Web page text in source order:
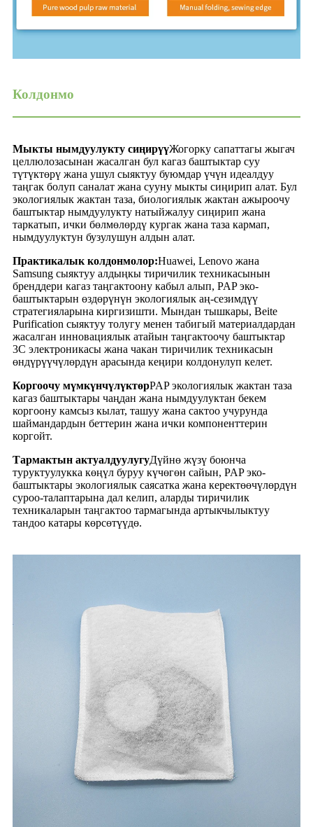
Колдонмо
Мыкты нымдуулукту сиңирүүЖогорку сапаттагы жыгач
целлюлозасынан жасалган бул кагаз баштыктар суу
түтүктөрү жана ушул сыяктуу буюмдар үчүн идеалдуу
таңгак болуп саналат жана сууну мыкты сиңирип алат. Бул
экологиялык жактан таза, биологиялык жактан ажыроочу
баштыктар нымдуулукту натыйжалуу сиңирип жана
таркатып, ички бөлмөлөрдү кургак жана таза кармап,
нымдуулуктун бузулушун алдын алат.
Практикалык колдонмолор:Huawei, Lenovo жана
Samsung сыяктуу алдыңкы тиричилик техникасынын
бренддери кагаз таңгактоону кабыл алып, PAP эко-
баштыктарын өздөрүнүн экологиялык аң-сезимдүү
стратегияларына киргизишти. Мындан тышкары, Beite
Purification сыяктуу толугу менен табигый материалдардан
жасалган инновациялык атайын таңгактоочу баштыктар
3C электроникасы жана чакан тиричилик техникасын
өндүрүүчүлөрдүн арасында кеңири колдонулуп келет.
Коргоочу мүмкүнчүлүктөрPAP экологиялык жактан таза
кагаз баштыктары чаңдан жана нымдуулуктан бекем
коргоону камсыз кылат, ташуу жана сактоо учурунда
шаймандардын беттерин жана ички компоненттерин
коргойт.
Тармактын актуалдуулугуДүйнө жүзү боюнча
туруктуулукка көңүл буруу күчөгөн сайын, PAP эко-
баштыктары экологиялык саясатка жана керектөөчүлөрдүн
суроо-талаптарына дал келип, аларды тиричилик
техникаларын таңгактоо тармагында артыкчылыктуу
тандоо катары көрсөтүүдө.